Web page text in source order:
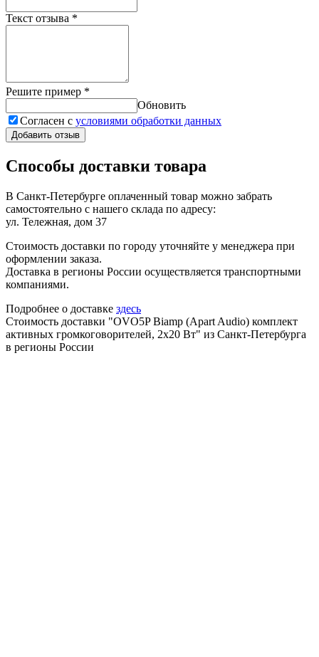
Текст отзыва *
Решите пример *
Обновить
Согласен с условиями обработки данных
Добавить отзыв
Способы доставки товара
В Санкт-Петербурге оплаченный товар можно забрать
самостоятельно с нашего склада по адресу:
ул. Тележная, дом 37
Стоимость доставки по городу уточняйте у менеджера при
оформлении заказа.
Доставка в регионы России осуществляется транспортными
компаниями.
Подробнее о доставке здесь
Стоимость доставки "OVO5P Biamp (Apart Audio) комплект
активных громкоговорителей, 2х20 Вт" из Санкт-Петербурга
в регионы России